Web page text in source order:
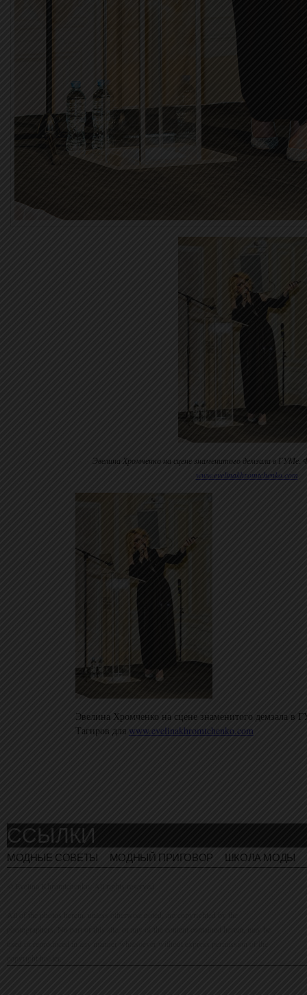
Эвелина Хромченко на сцене знаменитого демзала в
www.evelinakhromtchenko.com
Эвелина Хромченко на сцене знаменитого демзала
Тагиров для www.evelinakhromtchenko.com
ССЫЛКИ
МОДНЫЕ СОВЕТЫ МОДНЫЙ ПРИГОВОР ШКОЛА МОДЫ